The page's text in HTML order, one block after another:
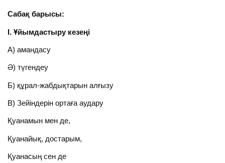
Сабақ барысы:
І. Ұйымдастыру кезеңі
А) амандасу
Ә) түгендеу
Б) құрал-жабдықтарын алғызу
В) Зейіндерін ортаға аудару
Қуанамын мен де,
Қуанайық, достарым,
Қуанасың сен де